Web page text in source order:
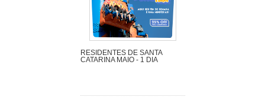
RESIDENTES DE SANTA
CATARINA MAIO - 1 DIA